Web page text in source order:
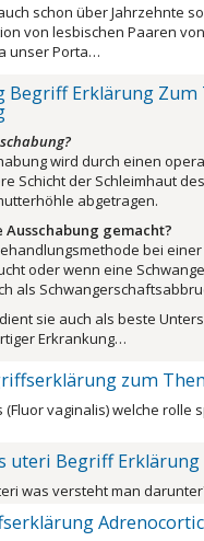
schon über Jahrzehnte
von lesbischen Paaren
unser Porta…
Begriff Erklärung Zum
wird durch einen
Schicht der Schleimhaut
abgetragen.
gemacht?
bei einer
oder wenn eine
als
sie auch als beste
Erkrankung…
zum
(Fluor vaginalis) welche rolle
uteri Begriff
was versteht man